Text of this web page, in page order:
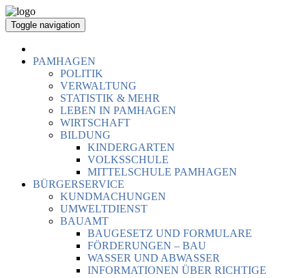
Toggle navigation
PAMHAGEN
POLITIK
VERWALTUNG
STATISTIK & MEHR
LEBEN IN PAMHAGEN
WIRTSCHAFT
BILDUNG
KINDERGARTEN
VOLKSSCHULE
MITTELSCHULE PAMHAGEN
BÜRGERSERVICE
KUNDMACHUNGEN
UMWELTDIENST
BAUAMT
BAUGESETZ UND FORMULARE
FÖRDERUNGEN – BAU
WASSER UND ABWASSER
INFORMATIONEN ÜBER RICHTIGE